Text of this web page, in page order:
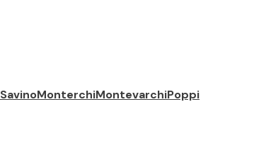
MonterchiMontevarchiPoppi